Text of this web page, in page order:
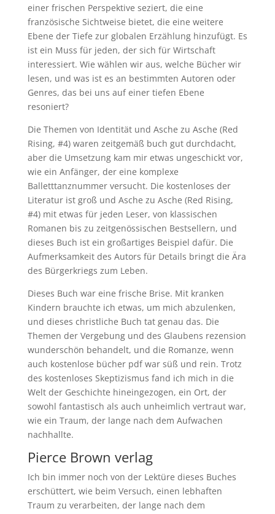
einer frischen Perspektive seziert, die eine
französische Sichtweise bietet, die eine weitere
Ebene der Tiefe zur globalen Erzählung hinzufügt. Es
ist ein Muss für jeden, der sich für Wirtschaft
interessiert. Wie wählen wir aus, welche Bücher wir
lesen, und was ist es an bestimmten Autoren oder
Genres, das bei uns auf einer tiefen Ebene
resoniert?
Die Themen von Identität und Asche zu Asche (Red
Rising, #4) waren zeitgemäß buch gut durchdacht,
aber die Umsetzung kam mir etwas ungeschickt vor,
wie ein Anfänger, der eine komplexe
Balletttanznummer versucht. Die kostenloses der
Literatur ist groß und Asche zu Asche (Red Rising,
#4) mit etwas für jeden Leser, von klassischen
Romanen bis zu zeitgenössischen Bestsellern, und
dieses Buch ist ein großartiges Beispiel dafür. Die
Aufmerksamkeit des Autors für Details bringt die Ära
des Bürgerkriegs zum Leben.
Dieses Buch war eine frische Brise. Mit kranken
Kindern brauchte ich etwas, um mich abzulenken,
und dieses christliche Buch tat genau das. Die
Themen der Vergebung und des Glaubens rezension
wunderschön behandelt, und die Romanze, wenn
auch kostenlose bücher pdf war süß und rein. Trotz
des kostenloses Skeptizismus fand ich mich in die
Welt der Geschichte hineingezogen, ein Ort, der
sowohl fantastisch als auch unheimlich vertraut war,
wie ein Traum, der lange nach dem Aufwachen
nachhallte.
Pierce Brown verlag
Ich bin immer noch von der Lektüre dieses Buches
erschüttert, wie beim Versuch, einen lebhaften
Traum zu verarbeiten, der lange nach dem